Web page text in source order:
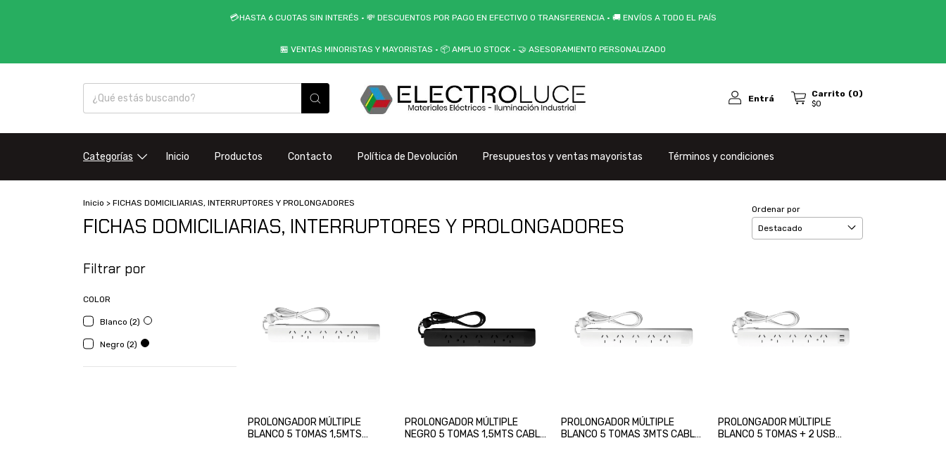
💳HASTA 6 CUOTAS SIN INTERÉS • 💸 DESCUENTOS POR PAGO EN EFECTIVO O TRANSFERENCIA • 🚚 ENVÍOS A TODO EL PAÍS
🏪 VENTAS MINORISTAS Y MAYORISTAS • 📦 AMPLIO STOCK • 🤝 ASESORAMIENTO PERSONALIZADO
Entrá Carrito (0)
$0
Categorías Inicio Productos Contacto Política de Devolución Presupuestos y ventas mayoristas Términos y condiciones
Inicio > FICHAS DOMICILIARIAS, INTERRUPTORES Y PROLONGADORES
FICHAS DOMICILIARIAS, INTERRUPTORES Y PROLONGADORES
Ordenar por
Filtrar por
COLOR
Blanco (2)
Negro (2)
PROLONGADOR MÚLTIPLE
BLANCO 5 TOMAS 1,5MTS
PROLONGADOR MÚLTIPLE
NEGRO 5 TOMAS 1,5MTS CABLE
PROLONGADOR MÚLTIPLE
BLANCO 5 TOMAS 3MTS CABLE
PROLONGADOR MÚLTIPLE
BLANCO 5 TOMAS + 2 USB